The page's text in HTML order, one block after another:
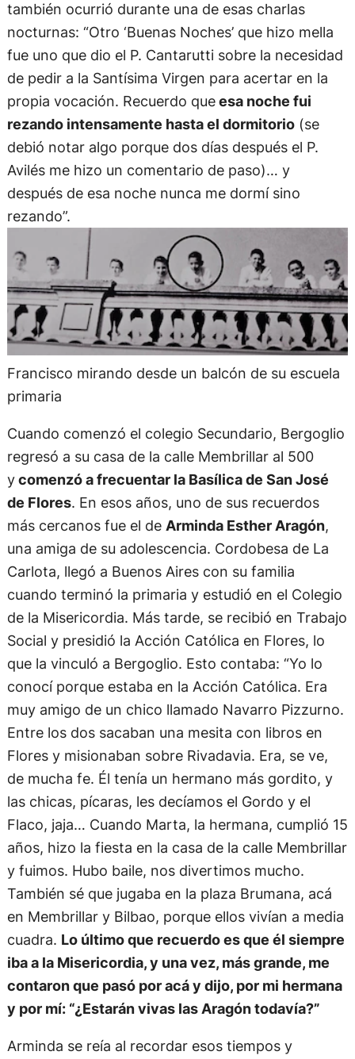
también ocurrió durante una de esas charlas
nocturnas: “Otro ‘Buenas Noches’ que hizo mella
fue uno que dio el P. Cantarutti sobre la necesidad
de pedir a la Santísima Virgen para acertar en la
propia vocación. Recuerdo queesa noche fui
rezando intensamente hasta el dormitorio(se
debió notar algo porque dos días después el P.
Avilés me hizo un comentario de paso)… y
después de esa noche nunca me dormí sino
rezando”.
Francisco mirando desde un balcón de su escuela
primaria
Cuando comenzó el colegio Secundario, Bergoglio
regresó a su casa de la calle Membrillar al 500
ycomenzó a frecuentar la Basílica de San José
de Flores. En esos años, uno de sus recuerdos
más cercanos fue el de Arminda Esther Aragón,
una amiga de su adolescencia. Cordobesa de La
Carlota, llegó a Buenos Aires con su familia
cuando terminó la primaria y estudió en el Colegio
de la Misericordia. Más tarde, se recibió en Trabajo
Social y presidió la Acción Católica en Flores, lo
que la vinculó a Bergoglio. Esto contaba: “Yo lo
conocí porque estaba en la Acción Católica. Era
muy amigo de un chico llamado Navarro Pizzurno.
Entre los dos sacaban una mesita con libros en
Flores y misionaban sobre Rivadavia. Era, se ve,
de mucha fe. Él tenía un hermano más gordito, y
las chicas, pícaras, les decíamos el Gordo y el
Flaco, jaja… Cuando Marta, la hermana, cumplió 15
años, hizo la fiesta en la casa de la calle Membrillar
y fuimos. Hubo baile, nos divertimos mucho.
También sé que jugaba en la plaza Brumana, acá
en Membrillar y Bilbao, porque ellos vivían a media
cuadra. Lo último que recuerdo es que él siempre
iba a la Misericordia, y una vez, más grande, me
contaron que pasó por acá y dijo, por mi hermana
y por mí: “¿Estarán vivas las Aragón todavía?”
Arminda se reía al recordar esos tiempos y